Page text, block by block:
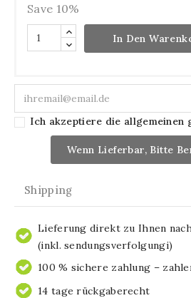
Save 10%
In Den
Ich akzeptiere die allgemeinen
Wenn Lieferbar, Bitte
Shipping
Lieferung direkt zu Ihnen
(inkl. sendungsverfolgungi)
100 % sichere zahlung –
14 tage rückgaberecht